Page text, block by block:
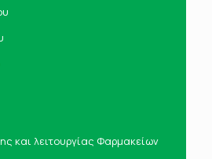
και λειτουργίας Φαρμακείων